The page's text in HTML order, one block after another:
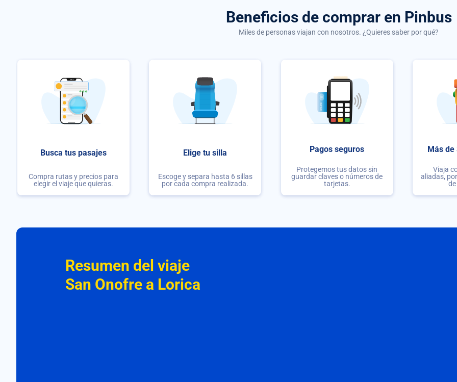
Beneficios de comprar en Pinbus
Miles de personas viajan con nosotros. ¿Quieres saber por qué?
Busca tus pasajes
Compra rutas y precios para
elegir el viaje que quieras.
Elige tu silla
Escoge y separa hasta 6 sillas
por cada compra realizada.
Pagos seguros
Protegemos tus datos sin
guardar claves o números de
tarjetas.
Más de
Viaja
aliadas,
Resumen del viaje
San Onofre a Lorica